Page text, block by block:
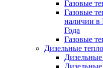
Газовые
Газовые
наличии в
Года
Газовые
Дизельные